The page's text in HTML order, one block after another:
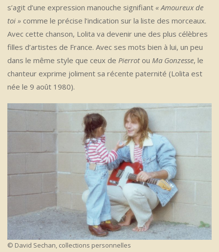
s’agit d’une expression manouche signifiant « Amoureux de
toi » comme le précise l’indication sur la liste des morceaux.
Avec cette chanson, Lolita va devenir une des plus célèbres
filles d’artistes de France. Avec ses mots bien à lui, un peu
dans le même style que ceux de Pierrotou Ma Gonzesse, le
chanteur exprime joliment sa récente paternité (Lolita est
née le 9 août 1980).
© David Sechan, collections personnelles